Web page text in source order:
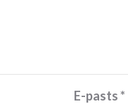
E-pasts*